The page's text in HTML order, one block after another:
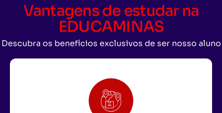
Vantagens de estudar na
EDUCAMINAS
Descubra os benefícios exclusivos de ser nosso aluno